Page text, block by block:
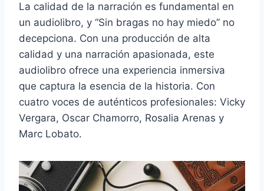
La calidad de la narración es fundamental en
un audiolibro, y “Sin bragas no hay miedo” no
decepciona. Con una producción de alta
calidad y una narración apasionada, este
audiolibro ofrece una experiencia inmersiva
que captura la esencia de la historia. Con
cuatro voces de auténticos profesionales: Vicky
Vergara, Oscar Chamorro, Rosalia Arenas y
Marc Lobato.